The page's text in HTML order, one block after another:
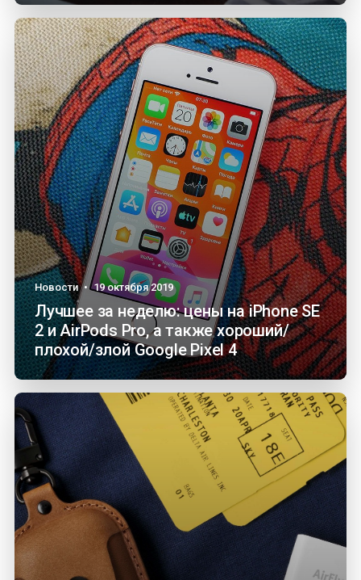
Новости • 19 октября 2019
Лучшее за неделю: цены на iPhone SE
2 и AirPods Pro, а также хороший/
плохой/злой Google Pixel 4